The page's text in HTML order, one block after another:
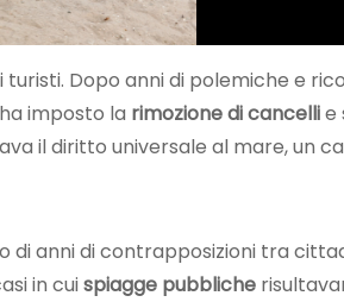
Dopo anni di polemiche e
ha imposto la rimozione di cancellie
il diritto universale al mare, un
di anni di contrapposizioni tra
in cuispiagge pubbliche